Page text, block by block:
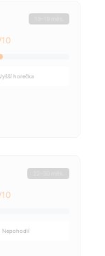
horečka
Nepohodlí